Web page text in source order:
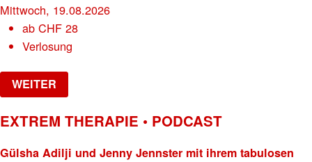
Mittwoch, 19.08.2026
abCHF 28
Verlosung
WEITER
EXTREM THERAPIE • PODCAST
Gülsha Adilji und Jenny Jennster mit ihrem tabulosen